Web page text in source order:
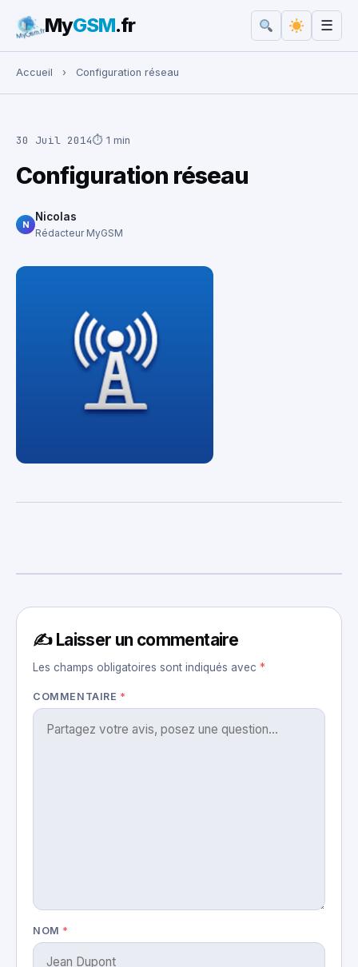
Rechercher :
MyGSM.fr ☰
Accueil › Configuration réseau
30 Juil 2014⏱ 1 min
Configuration réseau
N
Nicolas
Rédacteur MyGSM
✍️ Laisser un commentaire
Les champs obligatoires sont indiqués avec *
COMMENTAIRE *
NOM *